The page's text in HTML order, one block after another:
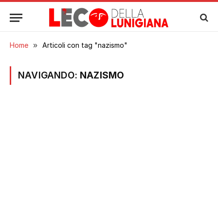
Home » Articoli con tag "nazismo"
NAVIGANDO: NAZISMO